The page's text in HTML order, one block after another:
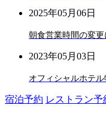
2025年05月06日
朝食営業時間の変更
2023年05月03日
オフィシャルホテ
宿泊予約 レストラン予